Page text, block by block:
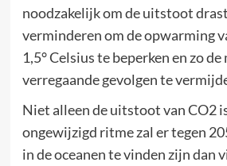
noodzakelijk om de uitstoot
verminderen om de opwarming
1,5° Celsius te beperken en zo de
verregaande gevolgen te
Niet alleen de uitstoot van CO2
ongewijzigd ritme zal er tegen
in de oceanen te vinden zijn dan